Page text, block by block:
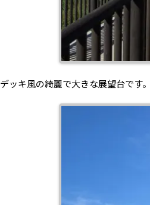
デッキ風の綺麗で大きな展望台です。